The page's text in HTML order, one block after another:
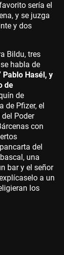
sería el
y se juzga
y dos
Bildu, tres
habla de
Pablo Hasél, y
de
de
de Pfizer, el
Poder
con
del
una
bar y el señor
a un
los